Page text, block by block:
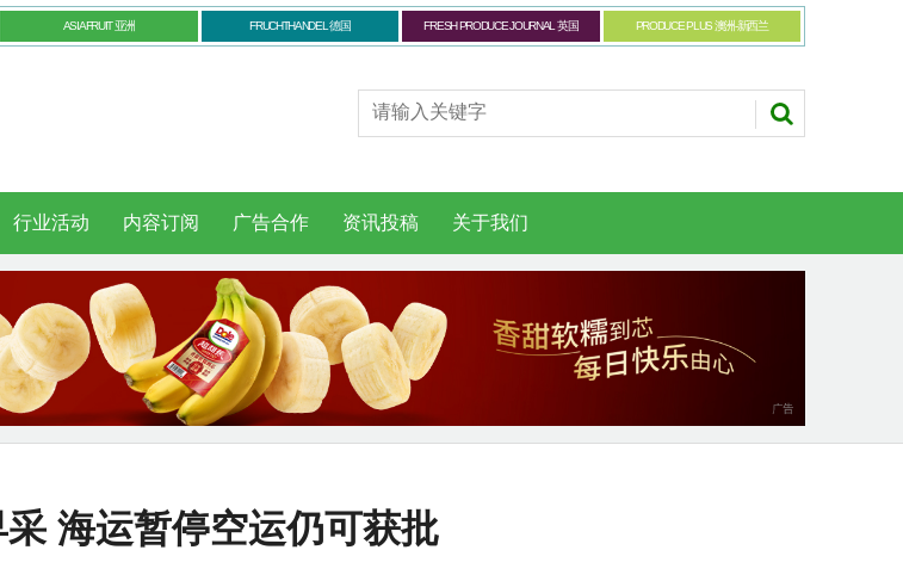
ASIAFRUIT 亚洲 FRUCHTHANDEL 德国 FRESH PRODUCE JOURNAL 英国 PRODUCE PLUS 澳洲-新西兰
行业活动 内容订阅 广告合作 资讯投稿 关于我们
海运暂停空运仍可获批